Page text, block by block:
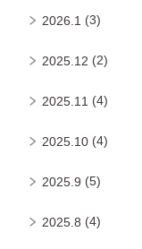
2026.1 (3)
2025.12 (2)
2025.11 (4)
2025.10 (4)
2025.9 (5)
2025.8 (4)